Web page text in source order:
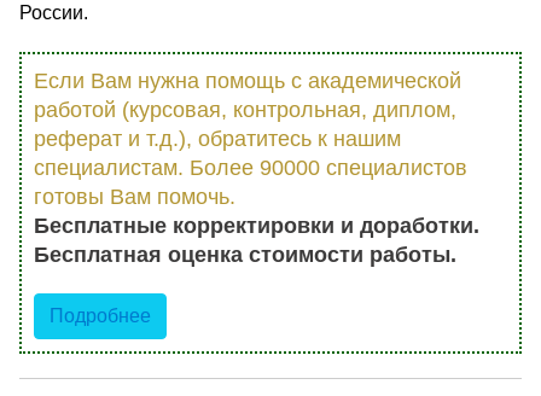
России.
Если Вам нужна помощь с академической
работой (курсовая, контрольная, диплом,
реферат и т.д.), обратитесь к нашим
специалистам. Более 90000 специалистов
готовы Вам помочь.
Бесплатные корректировки и доработки.
Бесплатная оценка стоимости работы.
Подробнее